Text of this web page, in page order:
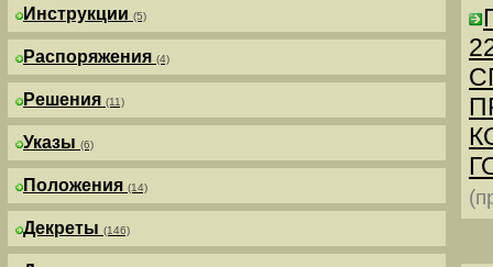
Инструкции (5)
Распоряжения (4)
Решения (11)
Указы (6)
Положения (14)
Декреты (146)